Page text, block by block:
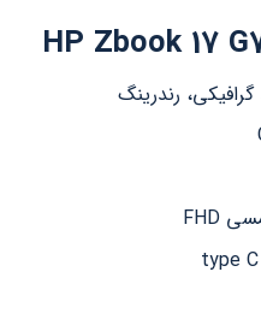
HP Zbook 17
رندرینگ